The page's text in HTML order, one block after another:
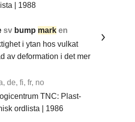
| 1988
sv bump mark en
i ytan hos vulkat
av deformation i det mer
de, fi, fr, no
TNC: Plast-
ordlista | 1986